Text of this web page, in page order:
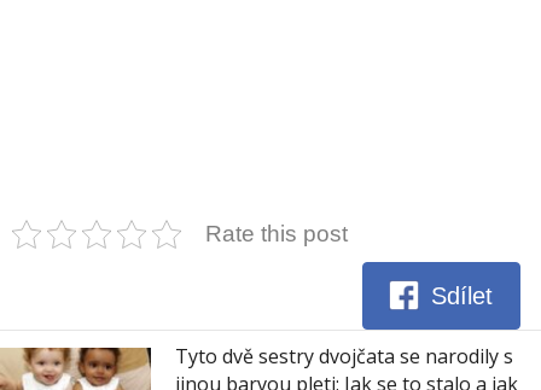
Rate this post
Sdílet
Tyto dvě sestry dvojčata se narodily s
jinou barvou pleti: Jak se to stalo a jak